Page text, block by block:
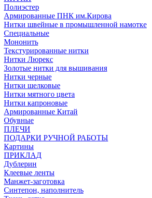
Полиэстер
Армированные ПНК им.Кирова
Нитки швейные в промышленной намотке
Специальные
Мононить
Текстурированные нитки
Нитки Люрекс
Золотые нитки для вышивания
Нитки черные
Нитки шелковые
Нитки мятного цвета
Нитки капроновые
Армированные Китай
Обувные
ПЛЕЧИ
ПОДАРКИ РУЧНОЙ РАБОТЫ
Картины
ПРИКЛАД
Дублерин
Клеевые ленты
Манжет-заготовка
Синтепон, наполнитель